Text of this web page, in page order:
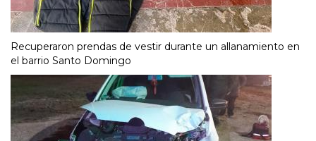
Recuperaron prendas de vestir durante un allanamiento en
el barrio Santo Domingo